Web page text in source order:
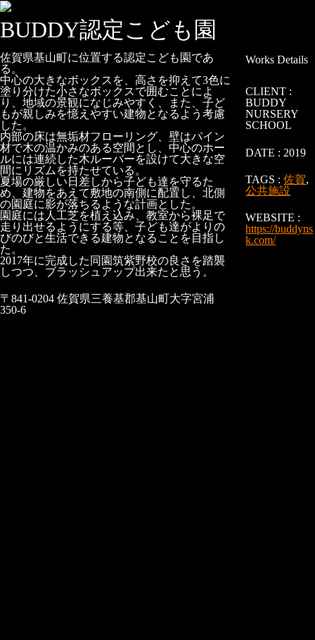
BUDDY認定こども園
佐賀県基山町に位置する認定こども園であ
る。
中心の大きなボックスを、高さを抑えて3色に
塗り分けた小さなボックスで囲むことによ
り、地域の景観になじみやすく、また、子ど
もが親しみを憶えやすい建物となるよう考慮
した。
内部の床は無垢材フローリング、壁はパイン
材で木の温かみのある空間とし、中心のホー
ルには連続した木ルーバーを設けて大きな空
間にリズムを持たせている。
夏場の厳しい日差しから子ども達を守るた
め、建物をあえて敷地の南側に配置し、北側
の園庭に影が落ちるような計画とした。
園庭には人工芝を植え込み、教室から裸足で
走り出せるようにする等、子ども達がよりの
びのびと生活できる建物となることを目指し
た。
2017年に完成した同園筑紫野校の良さを踏襲
しつつ、ブラッシュアップ出来たと思う。
〒841-0204 佐賀県三養基郡基山町大字宮浦
350-6
Works Details
CLIENT :
BUDDY
NURSERY
SCHOOL
DATE : 2019
TAGS : 佐賀,
公共施設
WEBSITE :
https://buddyns
k.com/